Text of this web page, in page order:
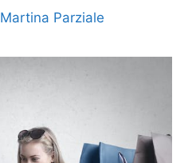
Martina Parziale